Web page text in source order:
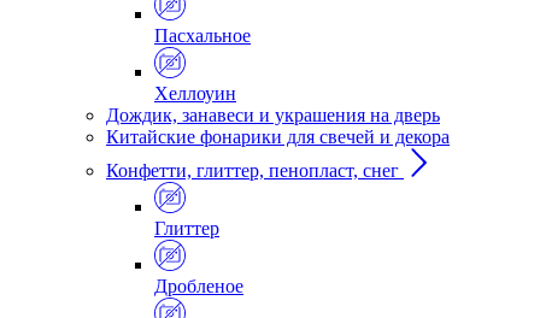
Пасхальное
Хеллоуин
Дождик, занавеси и украшения на дверь
Китайские фонарики для свечей и декора
Конфетти, глиттер, пенопласт, снег
Глиттер
Дробленое